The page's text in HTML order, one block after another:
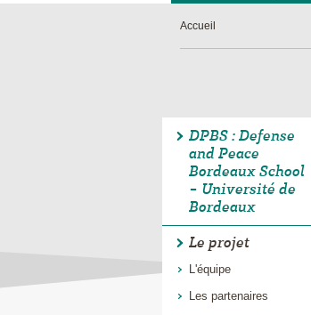
Accueil
DPBS : Defense
and Peace
Bordeaux School
- Université de
Bordeaux
Le projet
L'équipe
Les partenaires